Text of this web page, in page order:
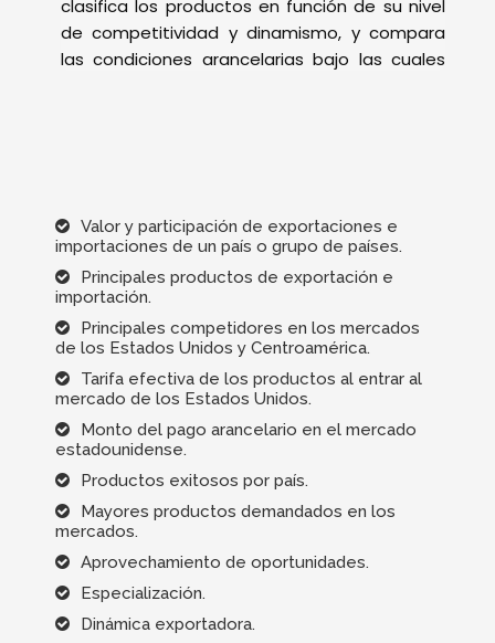
Valor y participación de exportaciones e
importaciones de un país o grupo de países.
Principales productos de exportación e
importación.
Principales competidores en los mercados
de los Estados Unidos y Centroamérica.
Tarifa efectiva de los productos al entrar al
mercado de los Estados Unidos.
Monto del pago arancelario en el mercado
estadounidense.
Productos exitosos por país.
Mayores productos demandados en los
mercados.
Aprovechamiento de oportunidades.
Especialización.
Dinámica exportadora.